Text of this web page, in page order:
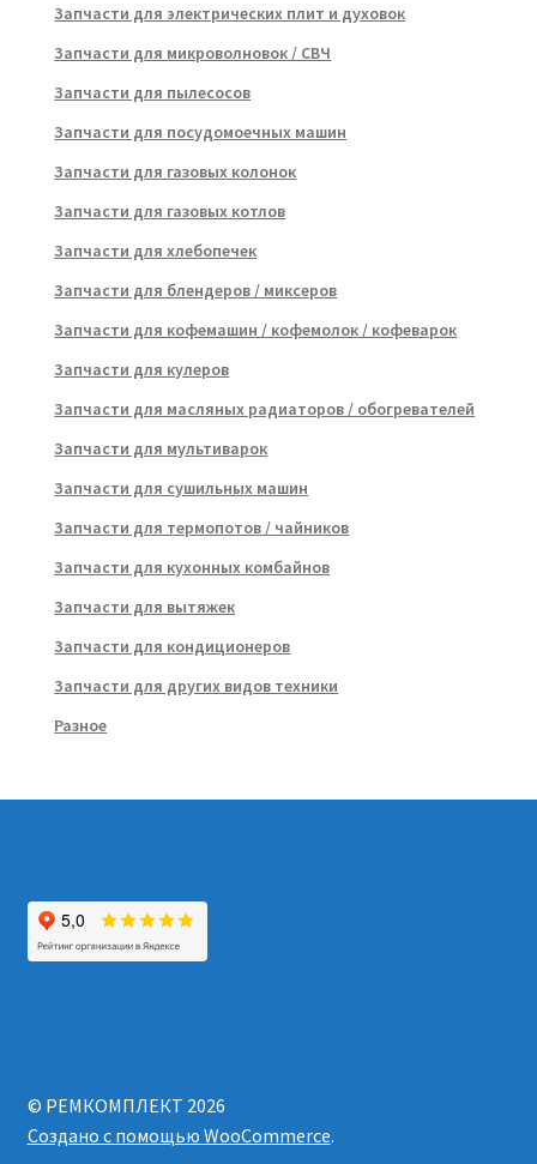
Запчасти для электрических плит и духовок
Запчасти для микроволновок / СВЧ
Запчасти для пылесосов
Запчасти для посудомоечных машин
Запчасти для газовых колонок
Запчасти для газовых котлов
Запчасти для хлебопечек
Запчасти для блендеров / миксеров
Запчасти для кофемашин / кофемолок / кофеварок
Запчасти для кулеров
Запчасти для масляных радиаторов / обогревателей
Запчасти для мультиварок
Запчасти для сушильных машин
Запчасти для термопотов / чайников
Запчасти для кухонных комбайнов
Запчасти для вытяжек
Запчасти для кондиционеров
Запчасти для других видов техники
Разное
© РЕМКОМПЛЕКТ 2026
Создано с помощью WooCommerce.